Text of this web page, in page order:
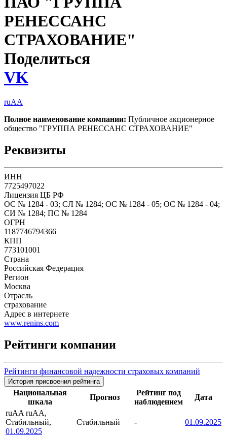
РЕНЕССАНС
СТРАХОВАНИЕ"
Поделиться
VK
ruAA
Полное наименование компании: Публичное акционерное
общество "ГРУППА РЕНЕССАНС СТРАХОВАНИЕ"
Реквизиты
ИНН
7725497022
Лицензия ЦБ РФ
ОС № 1284 - 03; СЛ № 1284; ОС № 1284 - 05; ОС № 1284 - 04;
СИ № 1284; ПС № 1284
ОГРН
1187746794366
КПП
773101001
Страна
Российская Федерация
Регион
Москва
Отрасль
страхование
Адрес в интернете
www.renins.com
Рейтинги компании
Рейтинги финансовой надежности страховых компаний
История присвоения рейтинга
Национальная
шкала
Прогноз
Рейтинг под
наблюдением
Дата
ruAA ruAA,
Стабильный,
01.09.2025
Стабильный - 01.09.2025